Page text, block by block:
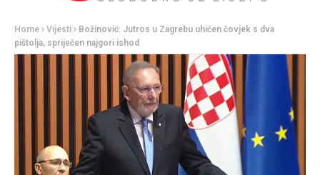
Home Vijesti
Božinović: Jutros u Zagrebu uhićen čovjek s dva
pištolja, spriječen najgori ishod